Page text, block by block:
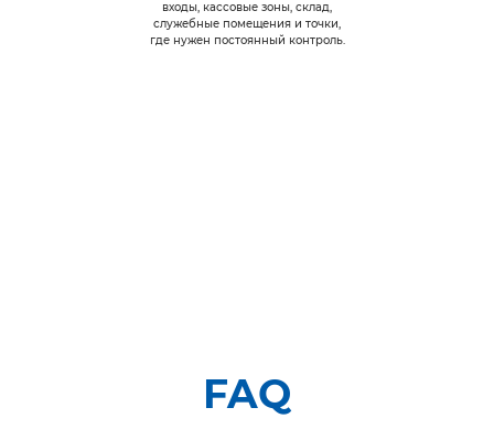
входы, кассовые зоны, склад,
служебные помещения и точки,
где нужен постоянный контроль.
FAQ